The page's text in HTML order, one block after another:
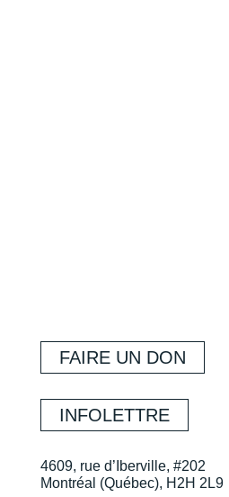
FAIRE UN DON
INFOLETTRE
4609, rue d’Iberville, #202
Montréal (Québec), H2H 2L9